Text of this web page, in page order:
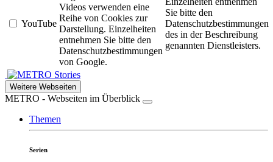
YouTube
Videos verwenden eine
Reihe von Cookies zur
Darstellung. Einzelheiten
entnehmen Sie bitte den
Datenschutzbestimmungen
von Google.
Sie bitte den
Datenschutzbestimmungen
des in der Beschreibung
genannten Dienstleisters.
Stories
Weitere Webseiten
METRO - Webseiten im Überblick
Themen
Serien